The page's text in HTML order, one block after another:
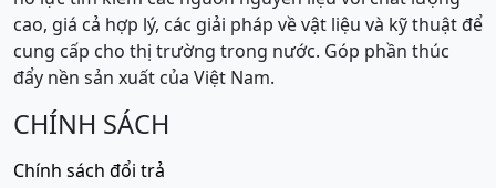
cao, giá cả hợp lý, các giải pháp về vật liệu và kỹ thuật để
cung cấp cho thị trường trong nước. Góp phần thúc
đẩy nền sản xuất của Việt Nam.
CHÍNH SÁCH
Chính sách đổi trả